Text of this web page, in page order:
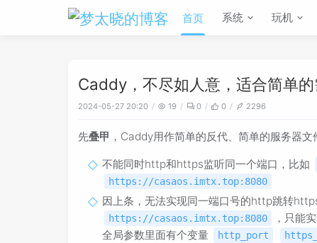
首页 系统 玩机
Caddy，不尽如人意，适合简单
2024-05-27 20:20 19 0 0 2296
先叠甲 ，Caddy用作简单的反代、简单的服务器
不能同时http和https监听同一个端口，比如
https://casaos.imtx.top:8080
因上条，无法实现同一端口号的http跳转
https://casaos.imtx.top:8080 ，只能
全局参数里面有个变量 http_port